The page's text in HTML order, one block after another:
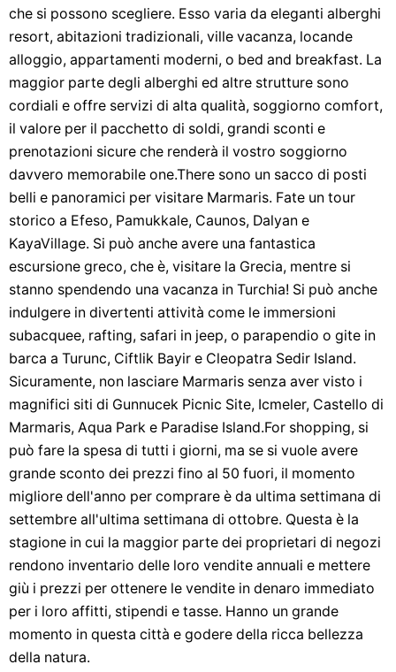
che si possono scegliere. Esso varia da eleganti alberghi
resort, abitazioni tradizionali, ville vacanza, locande
alloggio, appartamenti moderni, o bed and breakfast. La
maggior parte degli alberghi ed altre strutture sono
cordiali e offre servizi di alta qualità, soggiorno comfort,
il valore per il pacchetto di soldi, grandi sconti e
prenotazioni sicure che renderà il vostro soggiorno
davvero memorabile one.There sono un sacco di posti
belli e panoramici per visitare Marmaris. Fate un tour
storico a Efeso, Pamukkale, Caunos, Dalyan e
KayaVillage. Si può anche avere una fantastica
escursione greco, che è, visitare la Grecia, mentre si
stanno spendendo una vacanza in Turchia! Si può anche
indulgere in divertenti attività come le immersioni
subacquee, rafting, safari in jeep, o parapendio o gite in
barca a Turunc, Ciftlik Bayir e Cleopatra Sedir Island.
Sicuramente, non lasciare Marmaris senza aver visto i
magnifici siti di Gunnucek Picnic Site, Icmeler, Castello di
Marmaris, Aqua Park e Paradise Island.For shopping, si
può fare la spesa di tutti i giorni, ma se si vuole avere
grande sconto dei prezzi fino al 50 fuori, il momento
migliore dell'anno per comprare è da ultima settimana di
settembre all'ultima settimana di ottobre. Questa è la
stagione in cui la maggior parte dei proprietari di negozi
rendono inventario delle loro vendite annuali e mettere
giù i prezzi per ottenere le vendite in denaro immediato
per i loro affitti, stipendi e tasse. Hanno un grande
momento in questa città e godere della ricca bellezza
della natura.